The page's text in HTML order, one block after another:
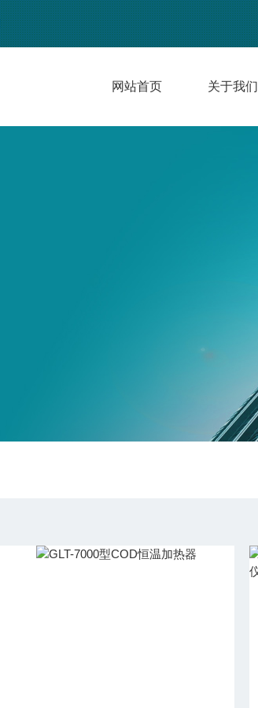
网站首页 关于我们